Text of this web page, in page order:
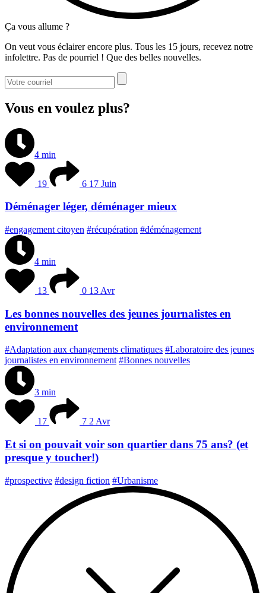
Ça vous allume ?
On veut vous éclairer encore plus. Tous les 15 jours, recevez notre
infolettre. Pas de pourriel ! Que des belles nouvelles.
Vous en voulez plus?
4 min
19 6 17 Juin
Déménager léger, déménager mieux
#engagement citoyen #récupération #déménagement
4 min
13 0 13 Avr
Les bonnes nouvelles des jeunes journalistes en
environnement
#Adaptation aux changements climatiques #Laboratoire des jeunes
journalistes en environnement #Bonnes nouvelles
3 min
17 7 2 Avr
Et si on pouvait voir son quartier dans 75 ans? (et
presque y toucher!)
#prospective #design fiction #Urbanisme